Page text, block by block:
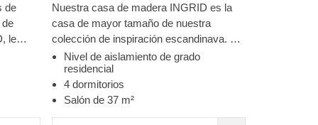
de
le
esta
de los
cuenta
Click de
Nuestra casa de madera INGRID es la
casa de mayor tamaño de nuestra
colección de inspiración escandinava. La
estética de la madera natural combinada
con la visión del diseño contemporáneo y
la estructura simplista crean una
sensación de perfección difícil de olvidar.
Los modernos elementos decorativos de
Nivel de aislamiento de grado
residencial
4 dormitorios
Salón de 37 m²